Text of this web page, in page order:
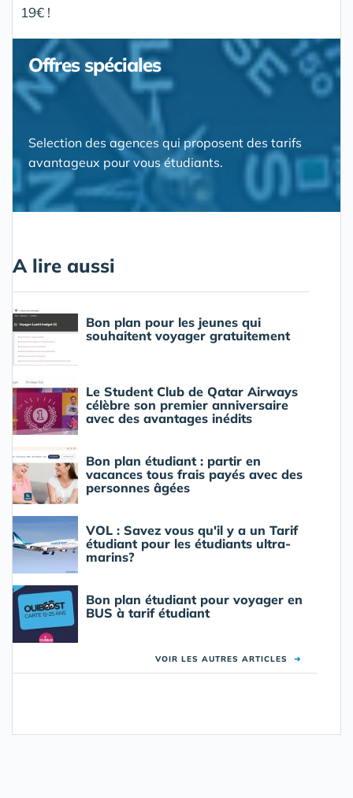
19€ !
Offres spéciales
Selection des agences qui proposent des tarifs
avantageux pour vous étudiants.
A lire aussi
Bon plan pour les jeunes qui
souhaitent voyager gratuitement
Le Student Club de Qatar Airways
célèbre son premier anniversaire
avec des avantages inédits
Bon plan étudiant : partir en
vacances tous frais payés avec des
personnes âgées
VOL : Savez vous qu'il y a un Tarif
étudiant pour les étudiants ultra-
marins?
Bon plan étudiant pour voyager en
BUS à tarif étudiant
VOIR LES AUTRES ARTICLES ➜